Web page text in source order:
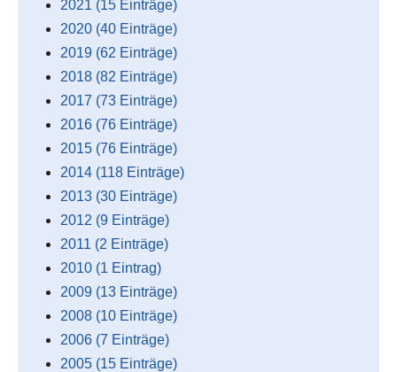
2021 (15 Einträge)
2020 (40 Einträge)
2019 (62 Einträge)
2018 (82 Einträge)
2017 (73 Einträge)
2016 (76 Einträge)
2015 (76 Einträge)
2014 (118 Einträge)
2013 (30 Einträge)
2012 (9 Einträge)
2011 (2 Einträge)
2010 (1 Eintrag)
2009 (13 Einträge)
2008 (10 Einträge)
2006 (7 Einträge)
2005 (15 Einträge)